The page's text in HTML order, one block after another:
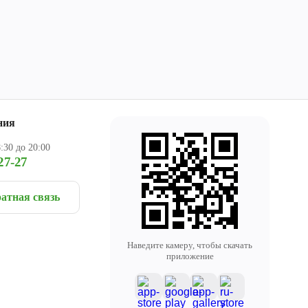
до 20:00
27
связь
Наведите камеру, чтобы скачать
приложение